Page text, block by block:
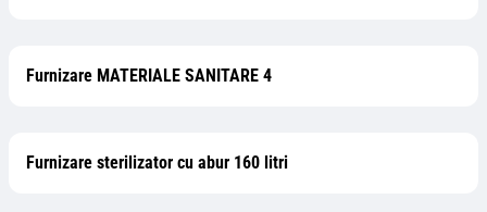
Furnizare MATERIALE SANITARE 4
Furnizare sterilizator cu abur 160 litri